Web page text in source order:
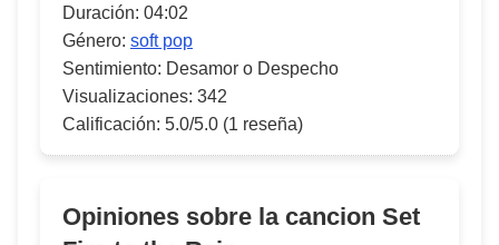
Duración: 04:02
Género: soft pop
Sentimiento: Desamor o Despecho
Visualizaciones: 342
Calificación: 5.0/5.0 (1 reseña)
Opiniones sobre la cancion Set